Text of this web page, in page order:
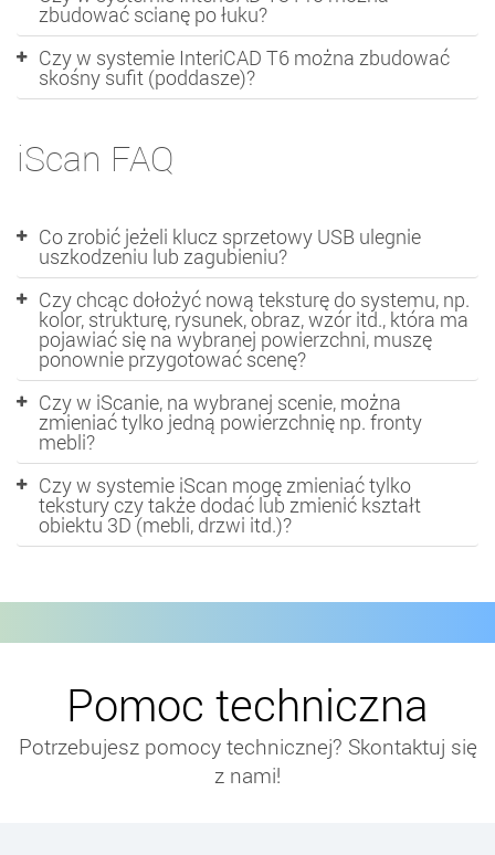
zbudować scianę po łuku?
Czy w systemie InteriCAD T6 można zbudować
skośny sufit (poddasze)?
iScan FAQ
Co zrobić jeżeli klucz sprzetowy USB ulegnie
uszkodzeniu lub zagubieniu?
Czy chcąc dołożyć nową teksturę do systemu, np.
kolor, strukturę, rysunek, obraz, wzór itd., która ma
pojawiać się na wybranej powierzchni, muszę
ponownie przygotować scenę?
Czy w iScanie, na wybranej scenie, można
zmieniać tylko jedną powierzchnię np. fronty
mebli?
Czy w systemie iScan mogę zmieniać tylko
tekstury czy także dodać lub zmienić kształt
obiektu 3D (mebli, drzwi itd.)?
Pomoc techniczna
Potrzebujesz pomocy technicznej? Skontaktuj się
z nami!